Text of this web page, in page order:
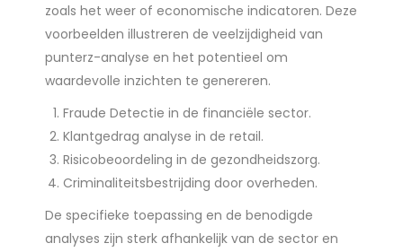
zoals het weer of economische indicatoren. Deze
voorbeelden illustreren de veelzijdigheid van
punterz-analyse en het potentieel om
waardevolle inzichten te genereren.
Fraude Detectie in de financiële sector.
Klantgedrag analyse in de retail.
Risicobeoordeling in de gezondheidszorg.
Criminaliteitsbestrijding door overheden.
De specifieke toepassing en de benodigde
analyses zijn sterk afhankelijk van de sector en